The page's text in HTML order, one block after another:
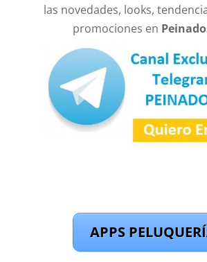
las novedades, looks,
promociones en
APPS